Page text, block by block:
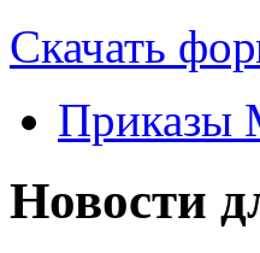
Скачать
Приказы
Новости